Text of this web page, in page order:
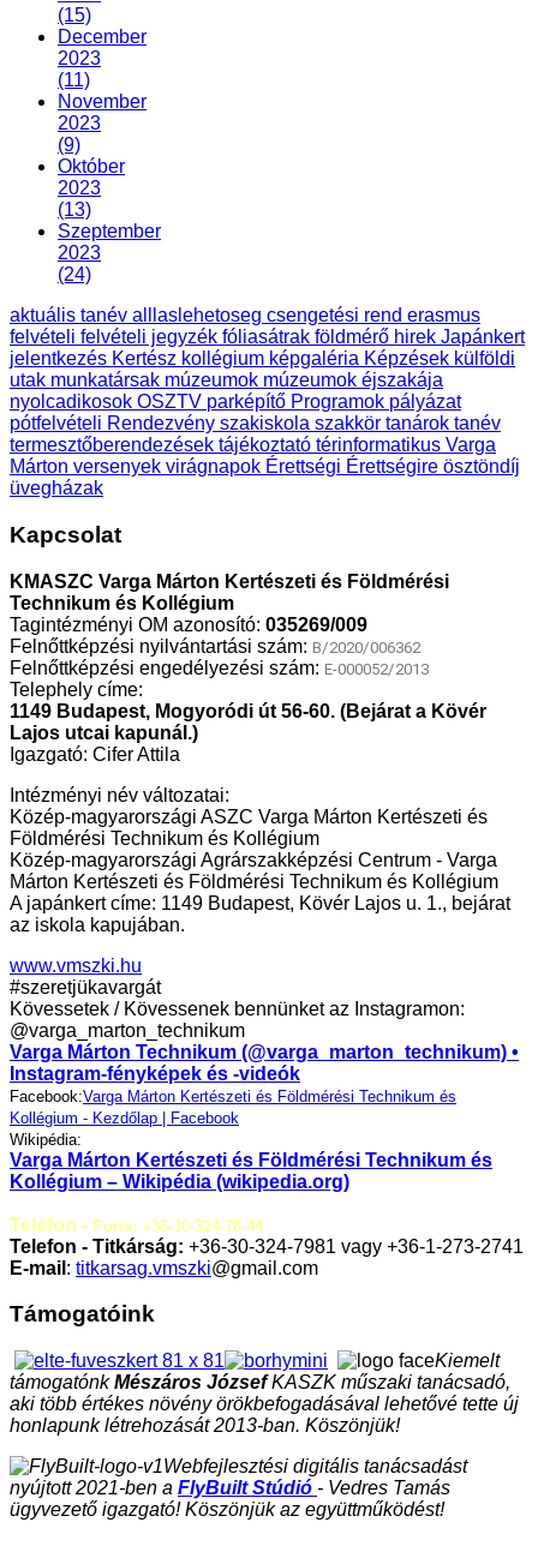
(15)
December
2023
(11)
November
2023
(9)
Október
2023
(13)
Szeptember
2023
(24)
aktuális tanév alllaslehetoseg csengetési rend erasmus
felvételi felvételi jegyzék fóliasátrak földmérő hirek Japánkert
jelentkezés Kertész kollégium képgaléria Képzések külföldi
utak munkatársak múzeumok múzeumok éjszakája
nyolcadikosok OSZTV parképítő Programok pályázat
pótfelvételi Rendezvény szakiskola szakkör tanárok tanév
termesztőberendezések tájékoztató térinformatikus Varga
Márton versenyek virágnapok Érettségi Érettségire ösztöndíj
üvegházak
Kapcsolat
KMASZC Varga Márton Kertészeti és Földmérési
Technikum és Kollégium
Tagintézményi OM azonosító: 035269/009
Felnőttképzési nyilvántartási szám: B/2020/006362
Felnőttképzési engedélyezési szám: E-000052/2013
Telephely címe:
1149 Budapest, Mogyoródi út 56-60. (Bejárat a Kövér
Lajos utcai kapunál.)
Igazgató: Cifer Attila
Intézményi név változatai:
Közép-magyarországi ASZC Varga Márton Kertészeti és
Földmérési Technikum és Kollégium
Közép-magyarországi Agrárszakképzési Centrum - Varga
Márton Kertészeti és Földmérési Technikum és Kollégium
A japánkert címe: 1149 Budapest, Kövér Lajos u. 1., bejárat
az iskola kapujában.
www.vmszki.hu
#szeretjükavargát
Kövessetek / Kövessenek bennünket az Instagramon:
@varga_marton_technikum
Varga Márton Technikum (@varga_marton_technikum) •
Instagram-fényképek és -videók
Facebook:Varga Márton Kertészeti és Földmérési Technikum és
Kollégium - Kezdőlap | Facebook
Wikipédia:
Varga Márton Kertészeti és Földmérési Technikum és
Kollégium – Wikipédia (wikipedia.org)
Telefon - Porta: +36-30-324-78-44
Telefon - Titkárság: +36-30-324-7981 vagy +36-1-273-2741
E-mail : titkarsag.vmszki@gmail.com
Támogatóink
Kiemelt
támogatónkMészáros JózsefKASZK műszaki tanácsadó,
aki több értékes növény örökbefogadásával lehetővé tette új
honlapunk létrehozását 2013-ban. Köszönjük!
Webfejlesztési digitális tanácsadást
nyújtott 2021-ben a FlyBuilt Stúdió - Vedres Tamás
ügyvezető igazgató! Köszönjük az együttműködést!